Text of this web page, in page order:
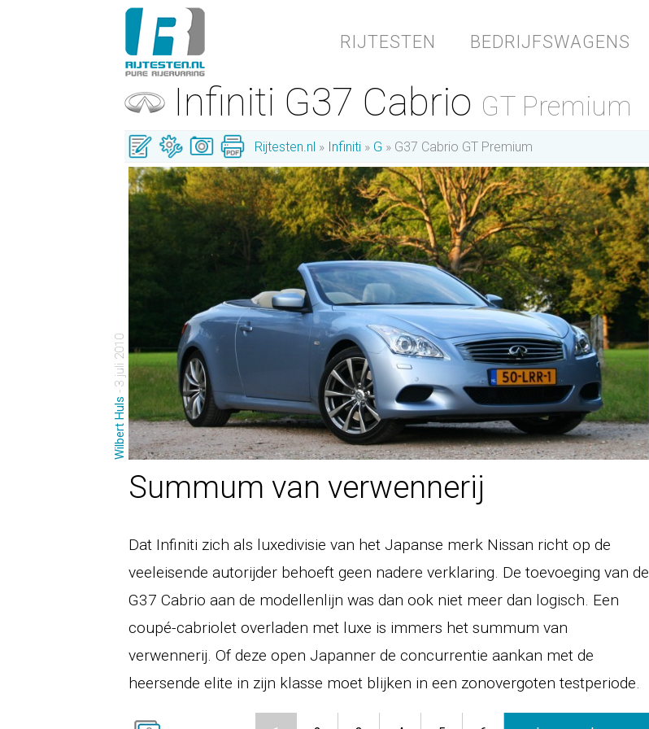
RIJTESTEN BEDRIJFSWAGENS
Infiniti G37 Cabrio GT Premium
Rijtesten.nl Infiniti G G37 Cabrio GT Premium
Wilbert Huls
- 3 juli 2010
Summum van verwennerij
Dat Infiniti zich als luxedivisie van het Japanse merk Nissan richt op de
veeleisende autorijder behoeft geen nadere verklaring. De toevoeging van de
G37 Cabrio aan de modellenlijn was dan ook niet meer dan logisch. Een
coupé-cabriolet overladen met luxe is immers het summum van
verwennerij. Of deze open Japanner de concurrentie aankan met de
heersende elite in zijn klasse moet blijken in een zonovergoten testperiode.